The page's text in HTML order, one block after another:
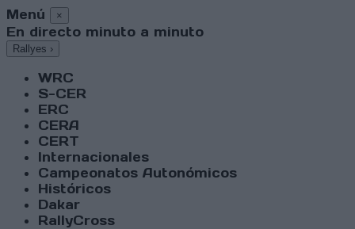
Menú ×
En directo minuto a minuto
Rallyes ›
WRC
S-CER
ERC
CERA
CERT
Internacionales
Campeonatos Autonómicos
Históricos
Dakar
RallyCross